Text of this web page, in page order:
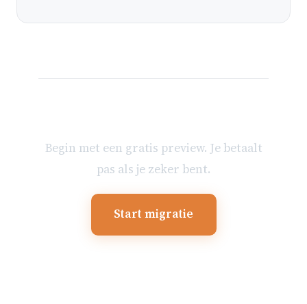
Begin met een gratis preview. Je betaalt
pas als je zeker bent.
Start migratie